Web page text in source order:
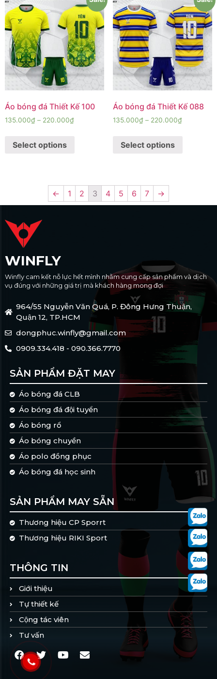
Áo bóng đá Thiết Kế 100
135.000₫ – 220.000₫
Select options
Áo bóng đá Thiết Kế 088
135.000₫– 220.000₫
Select options
← 1 2 3 4 5 6 7 →
WINFLY
Winfly cam kết nỗ lực hết mình nhằm cung cấp sản phẩm và dịch
vụ đúng với những giá trị mà khách hàng mong đợi
964/55 Nguyễn Văn Quá, P. Đông Hưng Thuận,
Quận 12, TP.HCM
dongphuc.winfly@gmail.com
0909.334.418 - 090.366.7770
SẢN PHẨM ĐẶT MAY
Áo bóng đá CLB
Áo bóng đá đội tuyển
Áo bóng rổ
Áo bóng chuyền
Áo polo đồng phục
Áo bóng đá học sinh
SẢN PHẨM MAY SẴN
Thương hiệu CP Sporrt
Thương hiệu RIKI Sport
THÔNG TIN
Giới thiệu
Tự thiết kế
Cộng tác viên
Tư vấn